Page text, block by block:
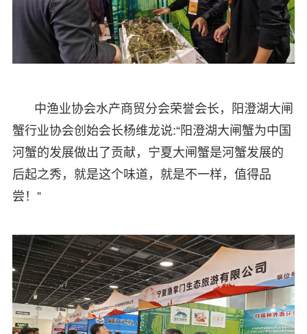
中渔业协会水产商贸分会荣誉会长，阳澄湖大闸
蟹行业协会创始会长杨维龙说:“阳澄湖大闸蟹为中国
河蟹的发展做出了贡献，宁夏大闸蟹是河蟹发展的
后起之秀，就是这个味道，就是不一样，值得品
尝！”